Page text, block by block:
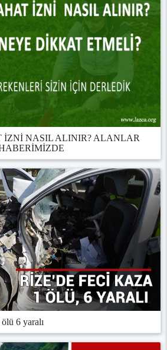
İZNİ NASIL ALINIR? ALANLAR
6 yaralı